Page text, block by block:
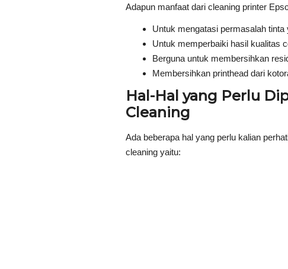
Adapun manfaat dari cleaning printer
Untuk mengatasi permasalah
Untuk memperbaiki hasil kualitas
Berguna untuk membersihkan
Membersihkan printhead dari
Hal-Hal yang Perlu
Cleaning
Ada beberapa hal yang perlu kalian
cleaning yaitu: